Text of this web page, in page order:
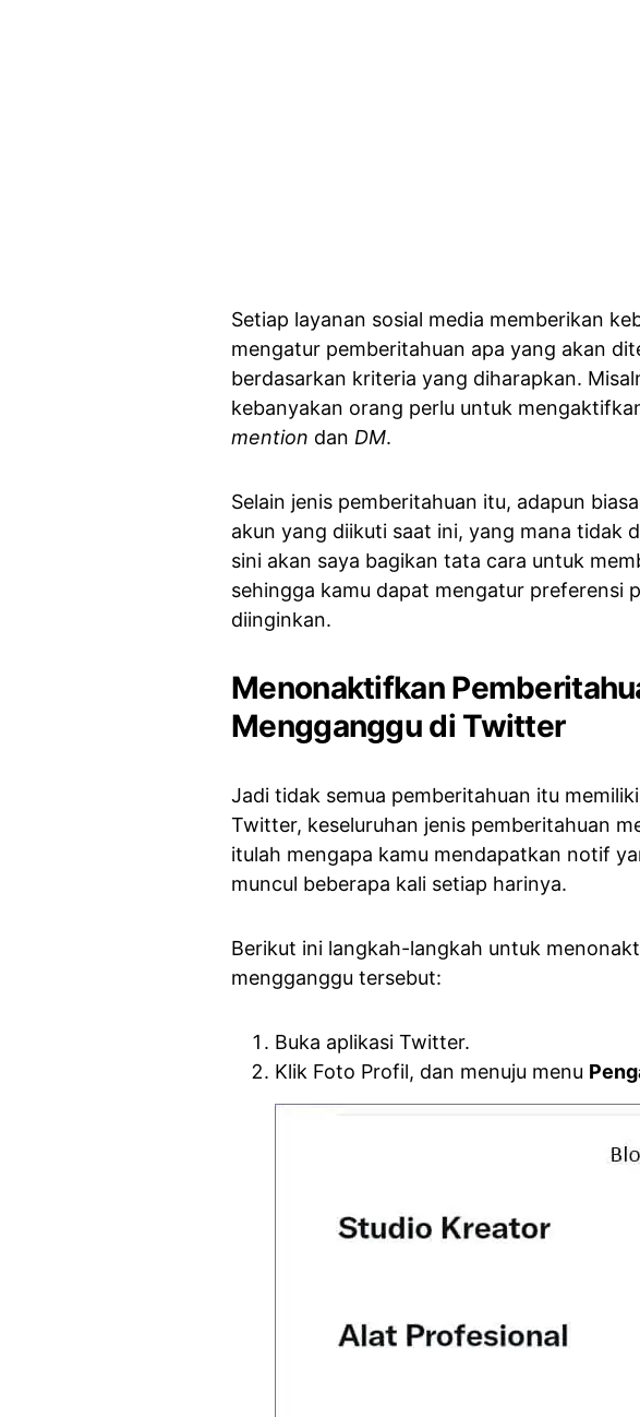
Setiap layanan sosial media memberikan
mengatur pemberitahuan apa yang akan
berdasarkan kriteria yang diharapkan.
kebanyakan orang perlu untuk
mention dan DM.
Selain jenis pemberitahuan itu, adapun
akun yang diikuti saat ini, yang mana tidak
sini akan saya bagikan tata cara untuk
sehingga kamu dapat mengatur preferensi
diinginkan.
Menonaktifkan
Mengganggu di Twitter
Jadi tidak semua pemberitahuan itu
Twitter, keseluruhan jenis pemberitahuan
itulah mengapa kamu mendapatkan notif
muncul beberapa kali setiap harinya.
Berikut ini langkah-langkah untuk
mengganggu tersebut:
Buka aplikasi Twitter.
Klik Foto Profil, dan menuju menu